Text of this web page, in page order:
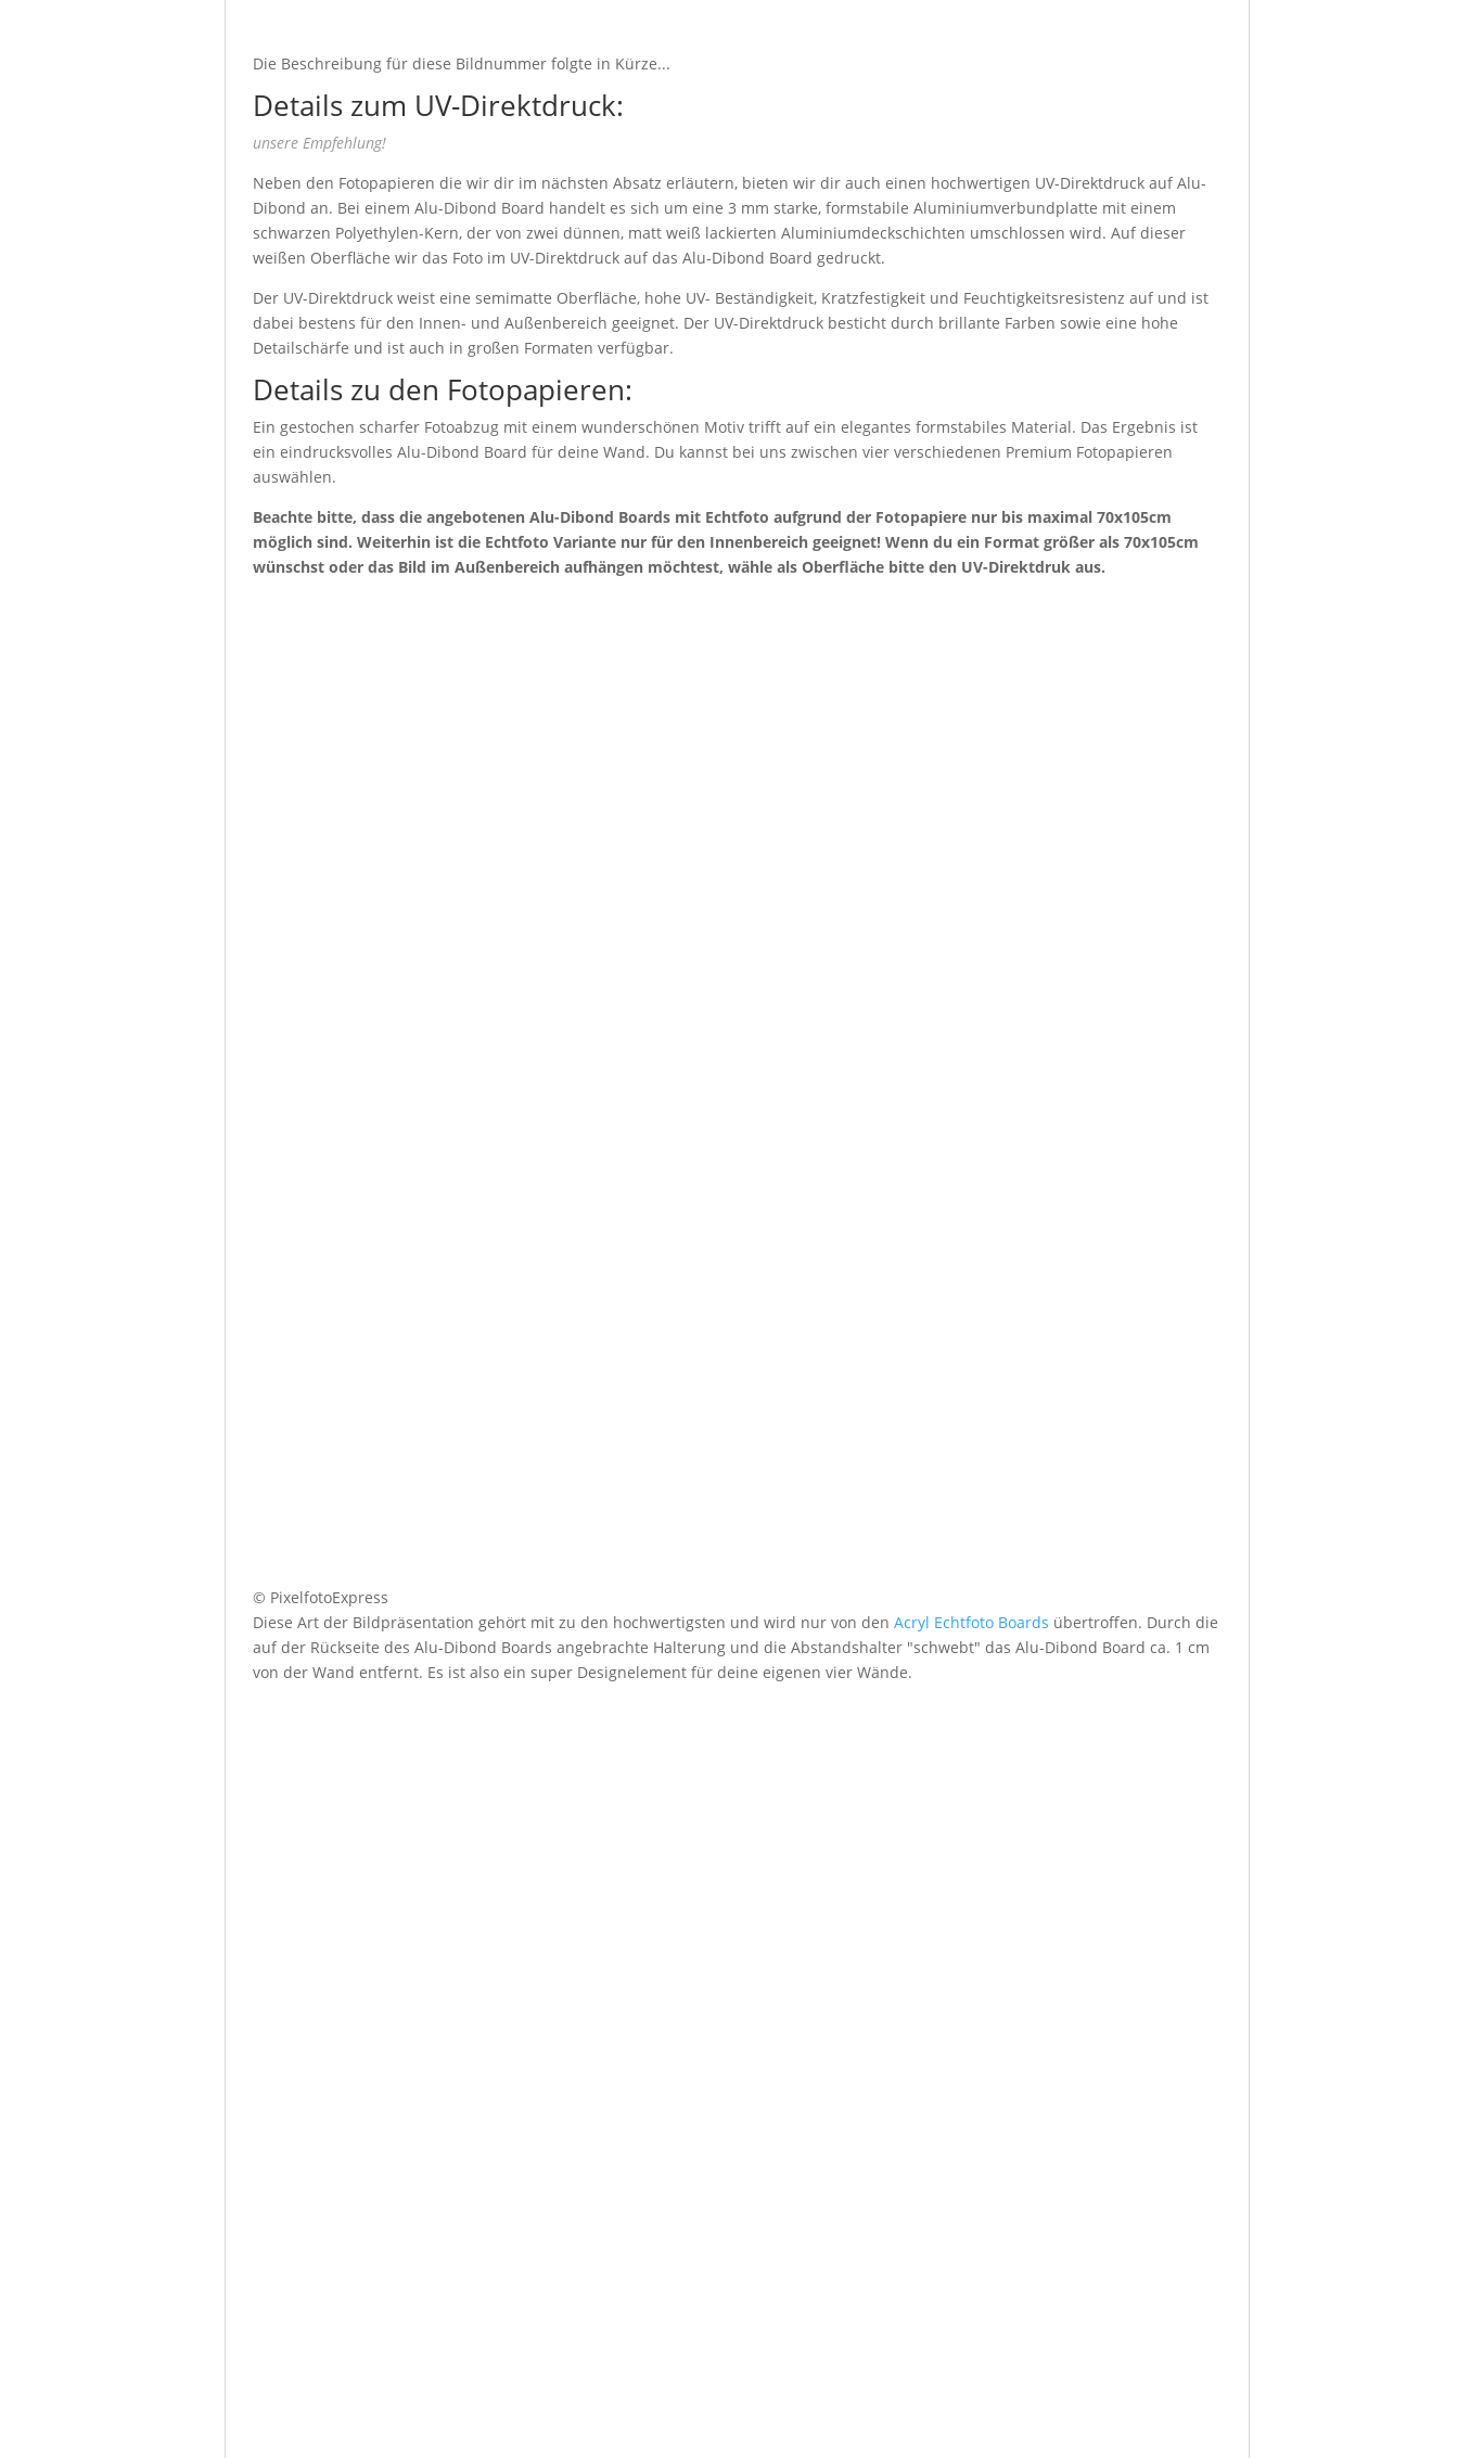
Die Beschreibung für diese Bildnummer folgte in Kürze...
Details zum UV-Direktdruck:
unsere Empfehlung!
Neben den Fotopapieren die wir dir im nächsten Absatz erläutern, bieten wir dir auch einen hochwertigen UV-Direktdruck auf Alu-
Dibond an. Bei einem Alu-Dibond Board handelt es sich um eine 3 mm starke, formstabile Aluminiumverbundplatte mit einem
schwarzen Polyethylen-Kern, der von zwei dünnen, matt weiß lackierten Aluminiumdeckschichten umschlossen wird. Auf dieser
weißen Oberfläche wir das Foto im UV-Direktdruck auf das Alu-Dibond Board gedruckt.
Der UV-Direktdruck weist eine semimatte Oberfläche, hohe UV- Beständigkeit, Kratzfestigkeit und Feuchtigkeitsresistenz auf und ist
dabei bestens für den Innen- und Außenbereich geeignet. Der UV-Direktdruck besticht durch brillante Farben sowie eine hohe
Detailschärfe und ist auch in großen Formaten verfügbar.
Details zu den Fotopapieren:
Ein gestochen scharfer Fotoabzug mit einem wunderschönen Motiv trifft auf ein elegantes formstabiles Material. Das Ergebnis ist
ein eindrucksvolles Alu-Dibond Board für deine Wand. Du kannst bei uns zwischen vier verschiedenen Premium Fotopapieren
auswählen.
Beachte bitte, dass die angebotenen Alu-Dibond Boards mit Echtfoto aufgrund der Fotopapiere nur bis maximal 70x105cm
möglich sind. Weiterhin ist die Echtfoto Variante nur für den Innenbereich geeignet! Wenn du ein Format größer als 70x105cm
wünschst oder das Bild im Außenbereich aufhängen möchtest, wähle als Oberfläche bitte den UV-Direktdruk aus.
© PixelfotoExpress
Diese Art der Bildpräsentation gehört mit zu den hochwertigsten und wird nur von den Acryl Echtfoto Boards übertroffen. Durch die
auf der Rückseite des Alu-Dibond Boards angebrachte Halterung und die Abstandshalter "schwebt" das Alu-Dibond Board ca. 1 cm
von der Wand entfernt. Es ist also ein super Designelement für deine eigenen vier Wände.